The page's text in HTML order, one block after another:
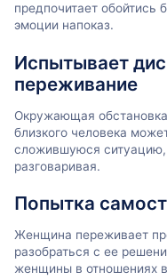
предпочитает обойтись
эмоции напоказ.
Испытывает
переживание
Окружающая
близкого человека
сложившуюся ситуацию,
разговаривая.
Попытка
Женщина переживает
разобраться с ее
женщины в отношениях